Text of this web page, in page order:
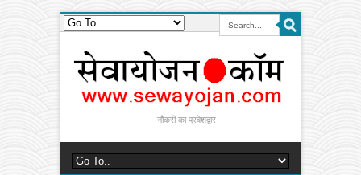
नौकरी का प्रवेशद्वार